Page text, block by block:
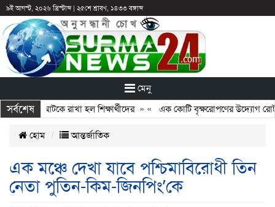
৯ই আগস্ট, ২০২৬ খ্রিস্টাব্দ| ২৫শে শ্রাবণ, ১৪৩৩ বঙ্গাব্দ
মেনু
সর্বশেষ
পরও আটকে রাখা হল শিক্ষার্থীদের» « এক কোটি বৃক্ষরোপণের উদ্যোগ
হোম আন্তর্জাতিক
এক মঞ্চে দেখা যাবে পশ্চিমাবিরোধী তিন
নেতা পুতিন-কিম-জিনপিং’কে